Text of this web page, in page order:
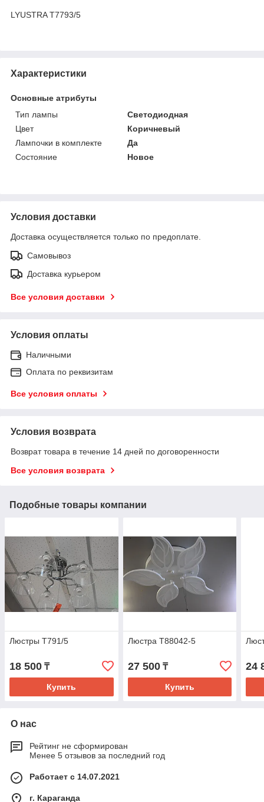
LYUSTRA T7793/5
Характеристики
Основные атрибуты
Тип лампы
Светодиодная
Цвет
Коричневый
Лампочки в комплекте
Да
Состояние
Новое
Условия доставки
Доставка осуществляется только по предоплате.
Самовывоз
Доставка курьером
Все условия доставки
Условия оплаты
Наличными
Оплата по реквизитам
Все условия оплаты
Условия возврата
Возврат товара в течение 14 дней по договоренности
Все условия возврата
Подобные товары компании
Люстры T791/5
18 500 ₸
Купить
Люстра T88042-5
27 500₸
Купить
24
О нас
Рейтинг не сформирован
Менее 5 отзывов за последний год
Работает с 14.07.2021
г. Караганда